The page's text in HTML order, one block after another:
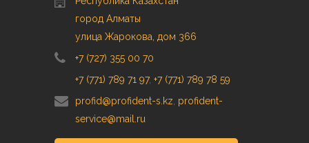
город Алматы
улица Жарокова, дом 366
+7 (727) 355 00 70
+7 (771) 789 71 97, +7 (771) 789 78 59
profid@profident-s.kz profident-
service@mail.ru